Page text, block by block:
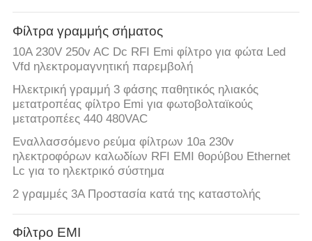
ΕΠΙΚΟΙΝΩΝΉΣΤΕ
ΜΑΖΊ
ΜΑΣ
ΕΙΔΉΣΕΙΣ
SITEMAP
ΠΟΛΙΤΙΚΉ
ΑΠΟΡΡΉΤΟΥ
Φίλτρα γραμμής σήματος
10A 230V 250v AC Dc RFI Emi φίλτρο για φώτα Led
Vfd ηλεκτρομαγνητική παρεμβολή
Ηλεκτρική γραμμή 3 φάσης παθητικός ηλιακός
μετατροπέας φίλτρο Emi για φωτοβολταϊκούς
μετατροπέες 440 480VAC
Εναλλασσόμενο ρεύμα φίλτρων 10a 230v
ηλεκτροφόρων καλωδίων RFI EMI θορύβου Ethernet
Lc για το ηλεκτρικό σύστημα
2 γραμμές 3Α Προστασία κατά της καταστολής
Φίλτρο EMI